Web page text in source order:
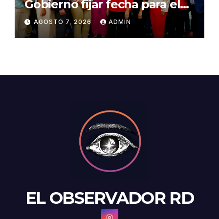
Gobierno fijar fecha para el
pago de la Evaluación del
Desempeño
AGOSTO 7, 2026 ADMIN
EL OBSERVADOR RD